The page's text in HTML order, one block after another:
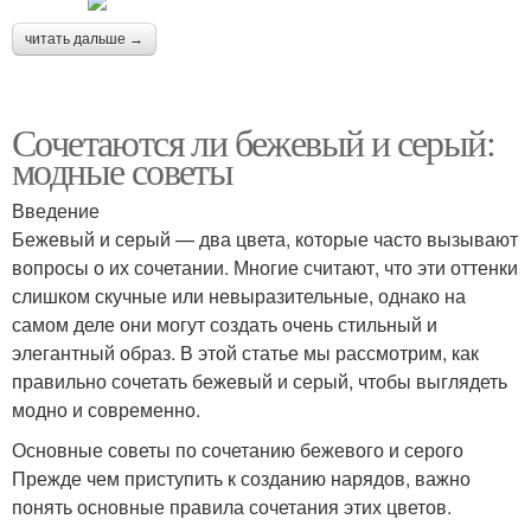
читать дальше →
Сочетаются ли бежевый и серый:
модные советы
Введение
Бежевый и серый — два цвета, которые часто вызывают
вопросы о их сочетании. Многие считают, что эти оттенки
слишком скучные или невыразительные, однако на
самом деле они могут создать очень стильный и
элегантный образ. В этой статье мы рассмотрим, как
правильно сочетать бежевый и серый, чтобы выглядеть
модно и современно.
Основные советы по сочетанию бежевого и серого
Прежде чем приступить к созданию нарядов, важно
понять основные правила сочетания этих цветов.